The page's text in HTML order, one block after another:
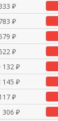
₽
₽
₽
₽
132 ₽
145 ₽
₽
306 ₽